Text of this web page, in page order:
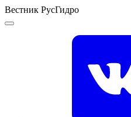
Вестник РусГидро